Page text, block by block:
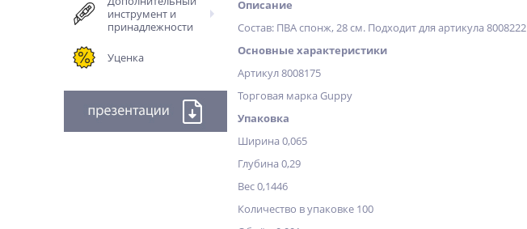
инструмент и
принадлежности
Уценка
Описание
Состав: ПВА спонж, 28 см. Подходит для артикула 8008222
Основные характеристики
Артикул 8008175
Торговая марка Guppy
Упаковка
Ширина 0,065
Глубина 0,29
Вес 0,1446
Количество в упаковке 100